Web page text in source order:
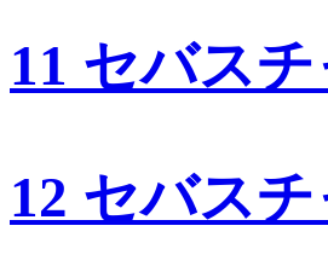
11 セバス
12 セバス